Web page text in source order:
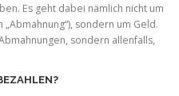
Es geht dabei nämlich nicht um
sondern um Geld.
sondern allenfalls,